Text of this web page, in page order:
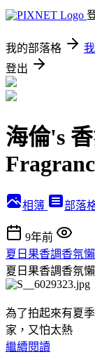
我的部落格
登出
海倫's
相簿 部落
9年前
夏日果香調香氛
夏日果香調香氛
為了拍起來有夏
家，又怕太熱
繼續閱讀